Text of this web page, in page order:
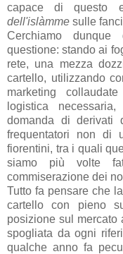
capace di questo
dell'islàmme sulle
Cerchiamo
questione: stando ai
rete, una mezza
cartello, utilizzando
marketing
logistica
domanda di derivati
frequentatori non di
fiorentini, tra i quali
siamo più volte
commiserazione dei
Tutto fa pensare che
cartello con pieno
posizione sul mercato
spogliata da ogni
qualche anno fa